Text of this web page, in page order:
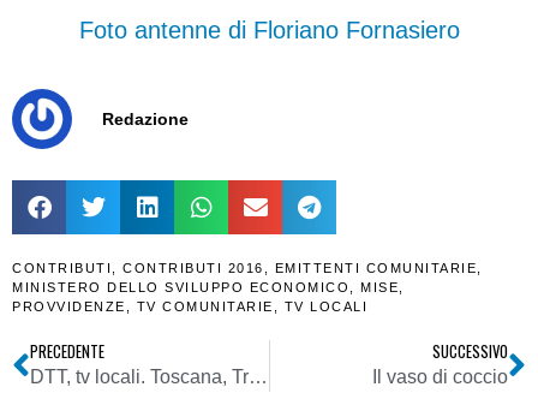
Foto antenne di Floriano Fornasiero
Redazione
CONTRIBUTI CONTRIBUTI 2016 EMITTENTI COMUNITARIE
MINISTERO DELLO SVILUPPO ECONOMICO
MISE
PROVVIDENZE
TV COMUNITARIE TV LOCALI
PRECEDENTE
DTT, tv locali. Toscana, Tribunale di Firenze: Fallimento Il Gelsomino (Italia 7), avviso vendita diritti uso e FSMA e LCN
SUCCESSIVO
Il vaso di coccio